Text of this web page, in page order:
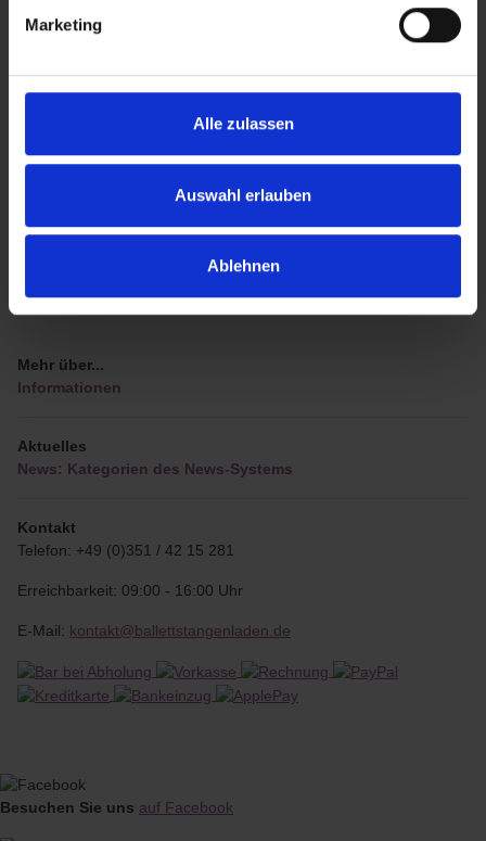
Marketing
Alle zulassen
Auswahl erlauben
Ablehnen
Kompetente und individuelle Beratung
Mehr über...
Informationen
Aktuelles
News: Kategorien des News-Systems
Kontakt
Telefon: +49 (0)351 / 42 15 281
Erreichbarkeit: 09:00 - 16:00 Uhr
E-Mail: kontakt@ballettstangenladen.de
Besuchen Sie uns auf Facebook